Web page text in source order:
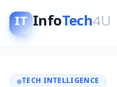
IT InfoTech4U
TECH INTELLIGENCE